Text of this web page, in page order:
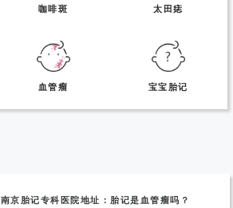
咖啡斑 太田痣
血管瘤 宝宝胎记
南京胎记专科医院地址：胎记是血管瘤吗？